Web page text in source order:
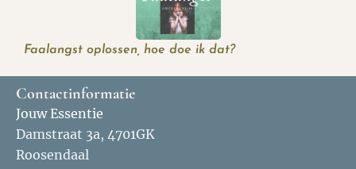
Faalangst oplossen, hoe doe ik dat?
Contactinformatie
Jouw Essentie
Damstraat 3a, 4701GK
Roosendaal